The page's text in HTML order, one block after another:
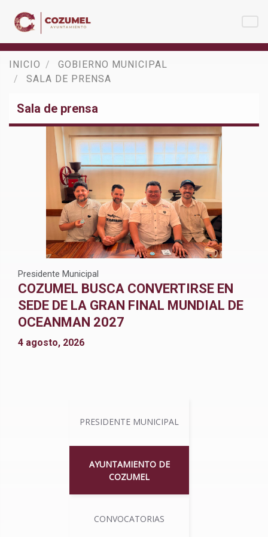
INICIO
GOBIERNO MUNICIPAL
SALA DE PRENSA
Sala de prensa
Presidente Municipal
COZUMEL BUSCA CONVERTIRSE EN
SEDE DE LA GRAN FINAL MUNDIAL DE
OCEANMAN 2027
4 agosto, 2026
PRESIDENTE MUNICIPAL
AYUNTAMIENTO DE
COZUMEL
CONVOCATORIAS